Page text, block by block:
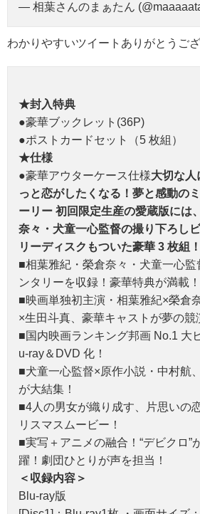
— 相葉さんのまぁたん
わかりやすいツイートありがとうご
★封入特典
●豪華ブックレット(36P)
●ポストカードセット（5 枚組）
★仕様
●豪華アウターケース仕様大切な人
っと恋がしたくなる！夢と感動の
ーリー 初回限定生産の愛蔵版には
奈々・犬童一心監督の撮り下ろし
リーディスクもついた豪華 3 枚組！
■相葉雅紀・榮倉奈々・犬童一心監
ンタリーを収録！豪華特典が満載！
■映画単独初主演・相葉雅紀×榮倉
×生田斗真、豪華キャストが夢の競
■国内映画ランキング邦画 No.1 大
u-ray＆DVD 化！
■犬童一心監督×原作小説・中村航
が大結集！
■4人の男女が織り成す、片思いの
リスマスムービー！
■実写＋アニメの融合！“デビクロ”
躍！劇団ひとりが声を担当！
＜収録内容＞
Blu-ray版